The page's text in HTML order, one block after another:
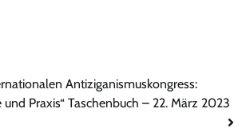
Antiziganismuskongress:
Praxis“ Taschenbuch – 22. März 2023